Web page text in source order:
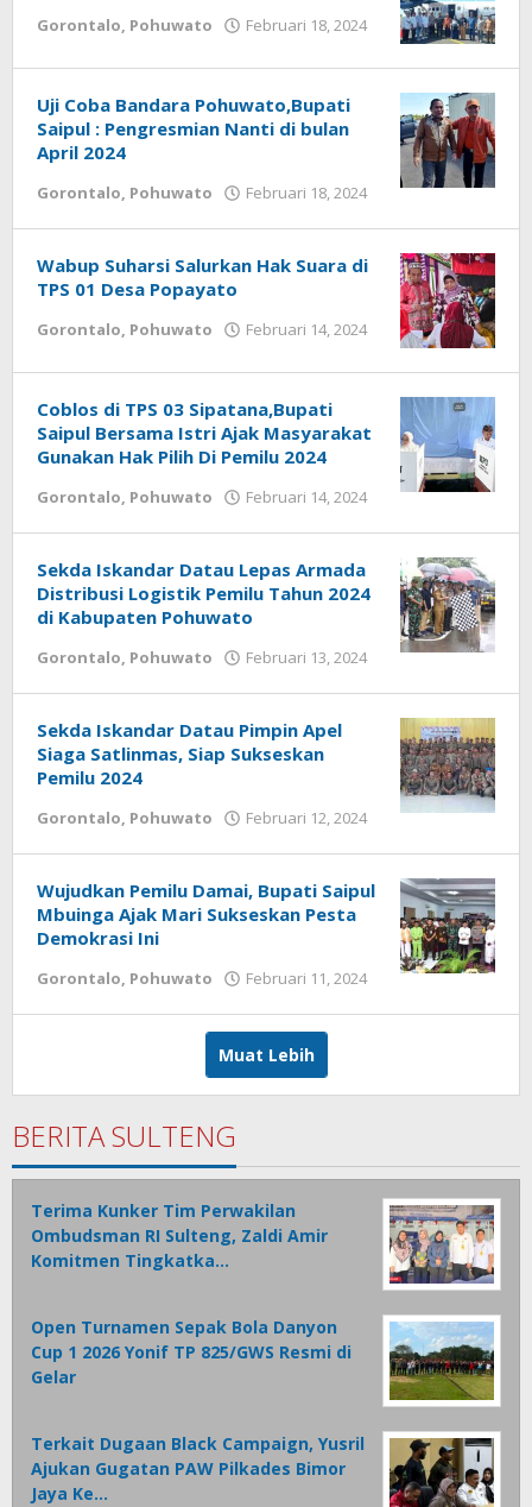
Gorontalo, Pohuwato Februari 18, 2024
oleh
Harton
Safii
Uji Coba Bandara Pohuwato,Bupati
Saipul : Pengresmian Nanti di bulan
April 2024
Gorontalo, Pohuwato Februari 18, 2024
oleh
Wabup Suharsi Salurkan Hak Suara di
TPS 01 Desa Popayato
Gorontalo, Pohuwato Februari 14, 2024
oleh
Harton
Safii
Coblos di TPS 03 Sipatana,Bupati
Saipul Bersama Istri Ajak Masyarakat
Gunakan Hak Pilih Di Pemilu 2024
Gorontalo, Pohuwato Februari 14, 2024
oleh
Sekda Iskandar Datau Lepas Armada
Distribusi Logistik Pemilu Tahun 2024
di Kabupaten Pohuwato
Gorontalo, Pohuwato Februari 13, 2024
oleh
Sekda Iskandar Datau Pimpin Apel
Siaga Satlinmas, Siap Sukseskan
Pemilu 2024
Gorontalo, Pohuwato Februari 12, 2024
oleh
Wujudkan Pemilu Damai, Bupati Saipul
Mbuinga Ajak Mari Sukseskan Pesta
Demokrasi Ini
Gorontalo, Pohuwato Februari 11, 2024
oleh
Muat Lebih
BERITA SULTENG
Terima Kunker Tim Perwakilan
Ombudsman RI Sulteng, Zaldi Amir
Komitmen Tingkatka…
Open Turnamen Sepak Bola Danyon
Cup 1 2026 Yonif TP 825/GWS Resmi di
Gelar
Terkait Dugaan Black Campaign, Yusril
Ajukan Gugatan PAW Pilkades Bimor
Jaya Ke…